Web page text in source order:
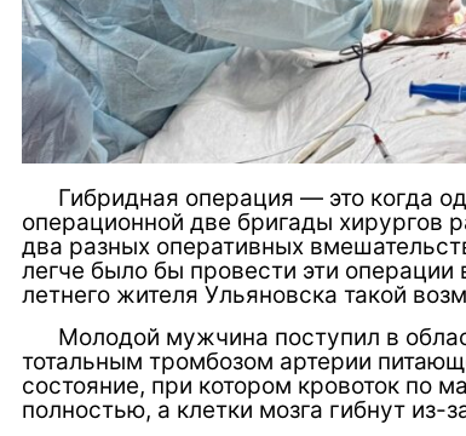
Гибридная операция — это когда
операционной две бригады хирургов
два разных оперативных
легче было бы провести эти
летнего жителя Ульяновска такой
Молодой мужчина поступил в
тотальным тромбозом артерии
состояние, при котором кровоток по
полностью, а клетки мозга гибнут из-